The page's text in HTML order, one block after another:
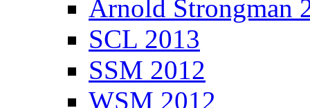
Arnold Strongman
SCL 2013
SSM 2012
WSM 2012